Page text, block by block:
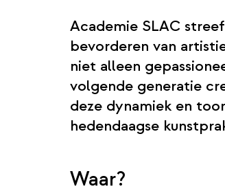
Academie SLAC
bevorderen van
niet alleen
volgende generatie
deze dynamiek en
hedendaagse
Waar?